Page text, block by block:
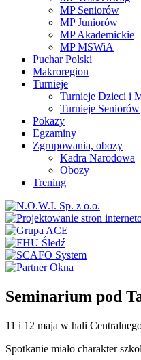
MP Seniorów
MP Juniorów
MP Akademickie
MP MSWiA
Puchar Polski
Makroregion
Turnieje
Turnieje Dzieci i
Turnieje Seniorów
Pokazy
Egzaminy
Zgrupowania, obozy
Kadra Narodowa
Obozy
Trening
Seminarium pod
11 i 12 maja w hali
Spotkanie miało charakter